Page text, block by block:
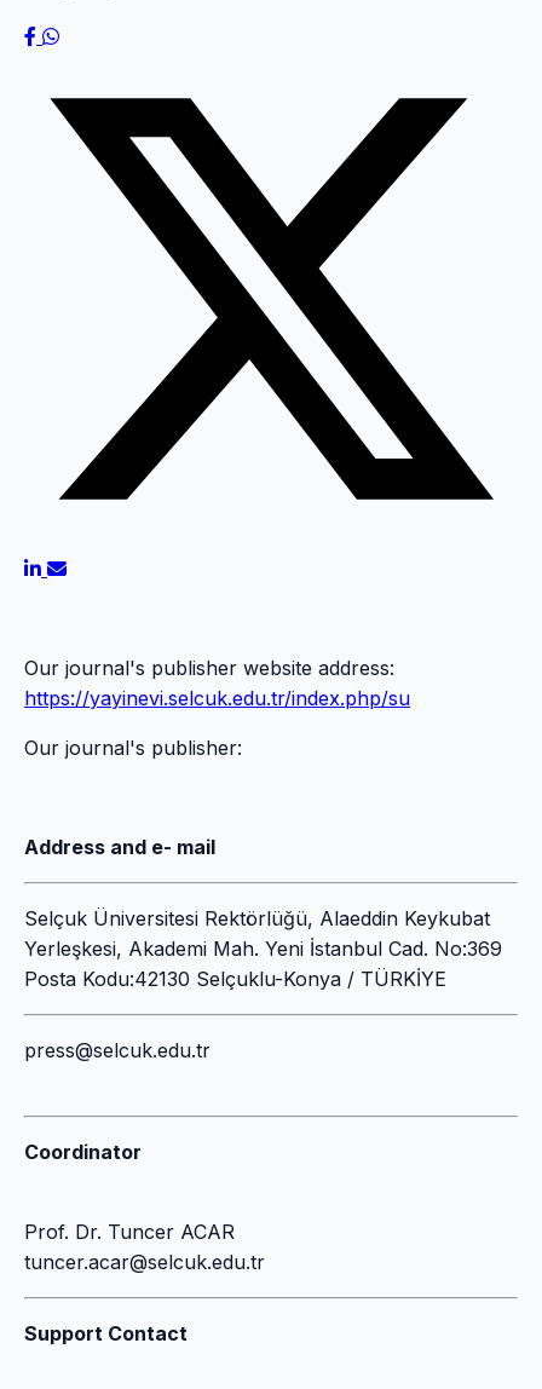
Our journal's publisher website address:
https://yayinevi.selcuk.edu.tr/index.php/su
Our journal's publisher:
Address and e- mail
Selçuk Üniversitesi Rektörlüğü, Alaeddin Keykubat
Yerleşkesi, Akademi Mah. Yeni İstanbul Cad. No:369
Posta Kodu:42130 Selçuklu-Konya / TÜRKİYE
press@selcuk.edu.tr
Coordinator
Prof. Dr. Tuncer ACAR
tuncer.acar@selcuk.edu.tr
Support Contact